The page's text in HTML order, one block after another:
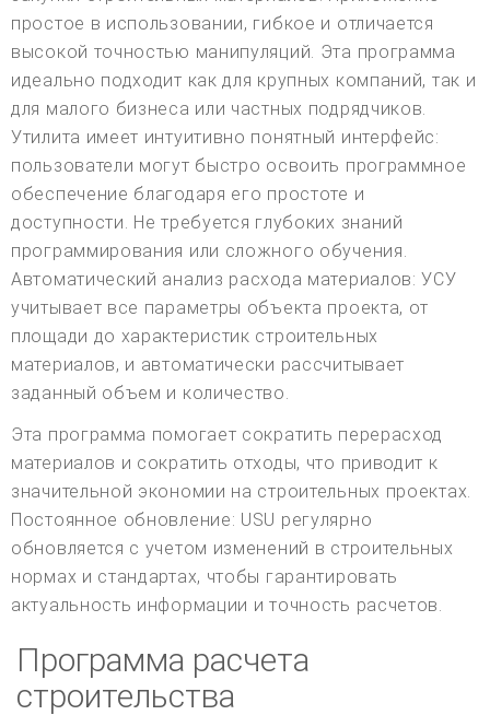
простое в использовании, гибкое и отличается
высокой точностью манипуляций. Эта программа
идеально подходит как для крупных компаний, так и
для малого бизнеса или частных подрядчиков.
Утилита имеет интуитивно понятный интерфейс:
пользователи могут быстро освоить программное
обеспечение благодаря его простоте и
доступности. Не требуется глубоких знаний
программирования или сложного обучения.
Автоматический анализ расхода материалов: УСУ
учитывает все параметры объекта проекта, от
площади до характеристик строительных
материалов, и автоматически рассчитывает
заданный объем и количество.
Эта программа помогает сократить перерасход
материалов и сократить отходы, что приводит к
значительной экономии на строительных проектах.
Постоянное обновление: USU регулярно
обновляется с учетом изменений в строительных
нормах и стандартах, чтобы гарантировать
актуальность информации и точность расчетов.
Программа расчета
строительства